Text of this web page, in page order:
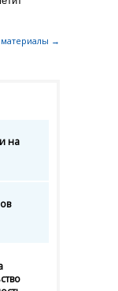
материалы →
на